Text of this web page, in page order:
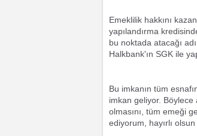
Emeklilik hakkını
yapılandırma
bu noktada atacağı
Halkbank'ın SGK ile
Bu imkanın tüm
imkan geliyor. Böylece
olmasını, tüm emeği
ediyorum, hayırlı